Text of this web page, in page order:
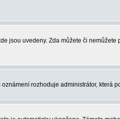
jsou uvedeny. Zda můžete či
rozhoduje administrátor, která